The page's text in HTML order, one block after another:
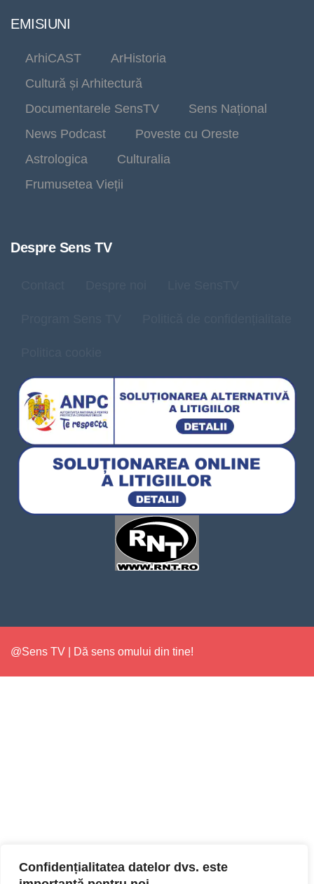
Confidențialitatea datelor dvs. este
EMISIUNI
ArhiCAST
ArHistoria
Cultură și Arhitectură
Documentarele SensTV
Sens Național
News Podcast
Poveste cu Oreste
Astrologica
Culturalia
Frumusetea Vieții
Despre Sens TV
@Sens TV | Dă sens omului din tine!